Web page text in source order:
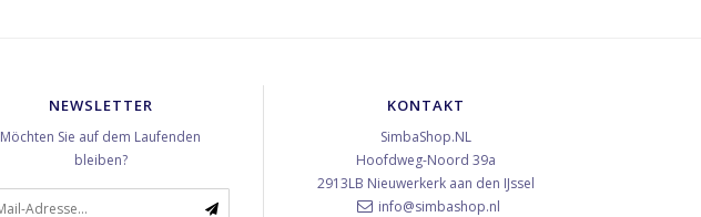
NEWSLETTER
Möchten Sie auf dem Laufenden
bleiben?
KONTAKT
SimbaShop.NL
Hoofdweg-Noord 39a
2913LB Nieuwerkerk aan den IJssel
info@simbashop.nl